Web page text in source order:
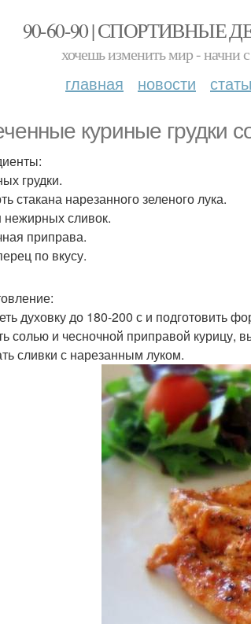
90-60-90 | СПОРТИВНЫЕ
хочешь изменить мир - начни
главная новости
куриные грудки
грудки.
стакана нарезанного зеленого лука.
нежирных сливок.
приправа.
по вкусу.
духовку до 180-200 с и подготовить
солью и чесночной приправой курицу,
сливки с нарезанным луком.